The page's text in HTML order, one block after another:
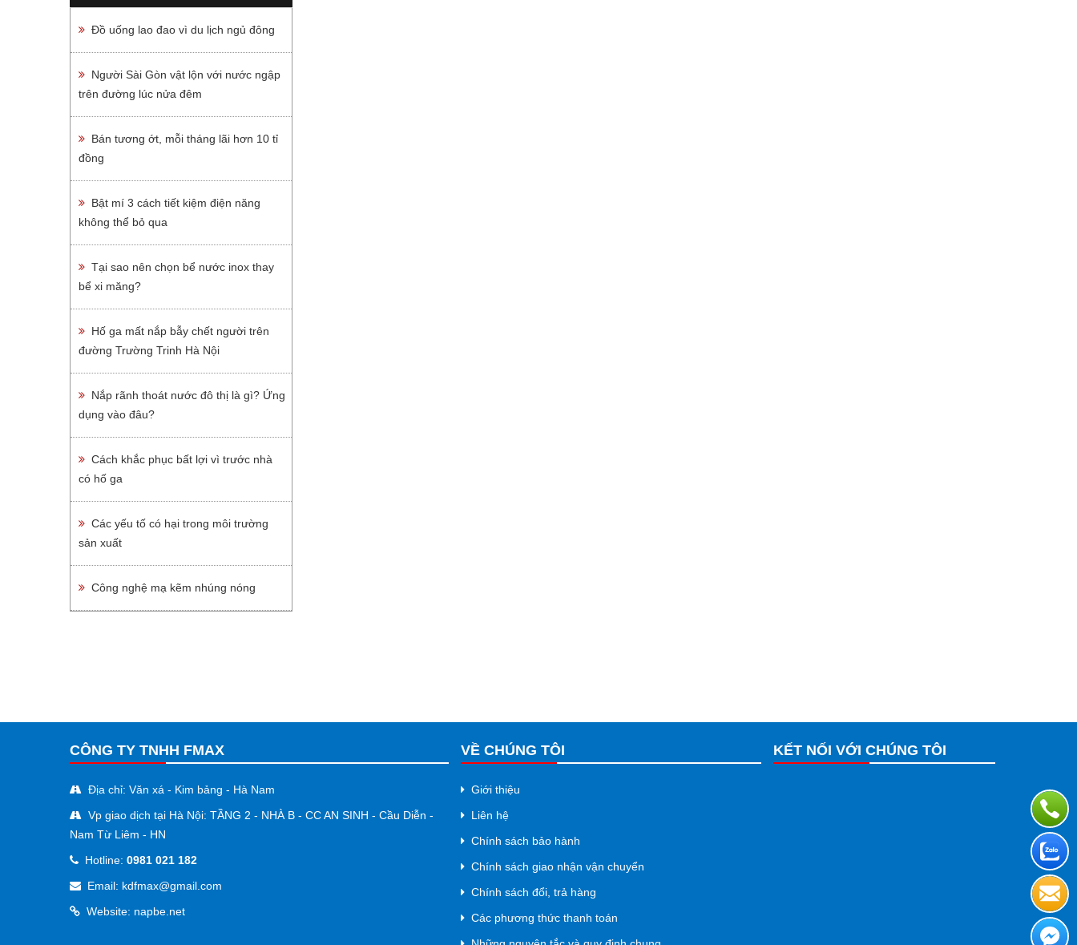
Đồ uống lao đao vì du lịch ngủ đông
Người Sài Gòn vật lộn với nước ngập
trên đường lúc nửa đêm
Bán tương ớt, mỗi tháng lãi hơn 10 tỉ
đồng
Bật mí 3 cách tiết kiệm điện năng
không thể bỏ qua
Tại sao nên chọn bể nước inox thay
bể xi măng?
Hố ga mất nắp bẫy chết người trên
đường Trường Trinh Hà Nội
Nắp rãnh thoát nước đô thị là gì? Ứng
dụng vào đâu?
Cách khắc phục bất lợi vì trước nhà
có hố ga
Các yếu tố có hại trong môi trường
sản xuất
Công nghệ mạ kẽm nhúng nóng
CÔNG TY TNHH FMAX
Địa chỉ: Văn xá - Kim bảng - Hà Nam
Vp giao dịch tại Hà Nội: TẦNG 2 - NHÀ B - CC AN SINH - Cầu Diễn -
Nam Từ Liêm - HN
Hotline: 0981 021 182
Email: kdfmax@gmail.com
Website: napbe.net
VỀ CHÚNG TÔI
Giới thiệu
Liên hệ
Chính sách bảo hành
Chính sách giao nhận vận chuyển
Chính sách đổi, trả hàng
Các phương thức thanh toán
KẾT NỐI VỚI CHÚNG TÔI